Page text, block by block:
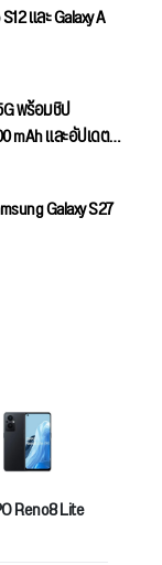
และ Galaxy A
พร้อมชิป
mAh และอัปเดตได้
Galaxy S27
Reno8 Lite